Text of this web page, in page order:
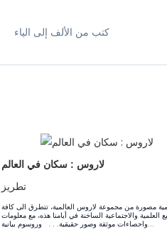
كتب من الألف إلى الياء
لاروس : سكان في العالم
تطريز
مصورة من مجموعة لاروس العالمية، تتطرق الى كافة
العلمية والاجتماعية الساخنة في أيامنا هذه، مع معلومات